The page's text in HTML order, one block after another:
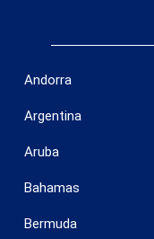
Andorra
Argentina
Aruba
Bahamas
Bermuda